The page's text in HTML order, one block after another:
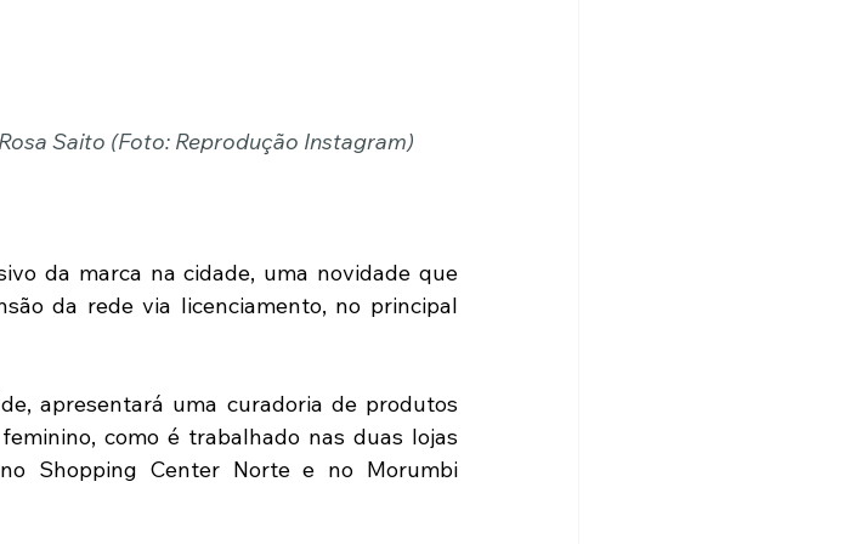
Saito (Foto: Reprodução Instagram)
da marca na cidade, uma novidade que
da rede via licenciamento, no principal
apresentará uma curadoria de produtos
como é trabalhado nas duas lojas
Shopping Center Norte e no Morumbi